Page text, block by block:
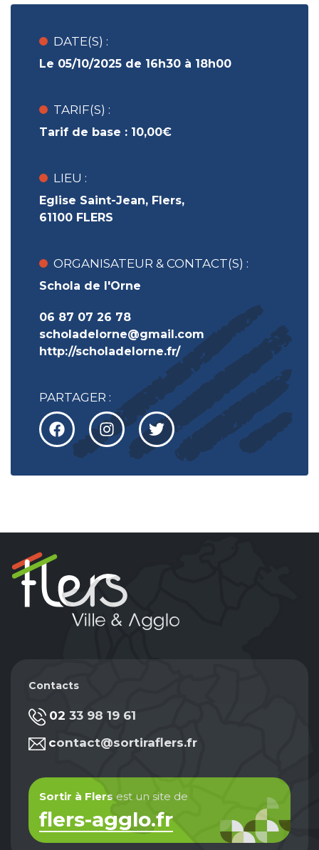
DATE(S) :
Le 05/10/2025 de 16h30 à 18h00
TARIF(S) :
Tarif de base : 10,00€
LIEU :
Eglise Saint-Jean, Flers,
61100 FLERS
ORGANISATEUR & CONTACT(S) :
Schola de l'Orne
06 87 07 26 78
scholadelorne@gmail.com
http://scholadelorne.fr/
PARTAGER :
Contacts
02 33 98 19 61
contact@sortiraflers.fr
Sortir à Flers est un site de
flers-agglo.fr